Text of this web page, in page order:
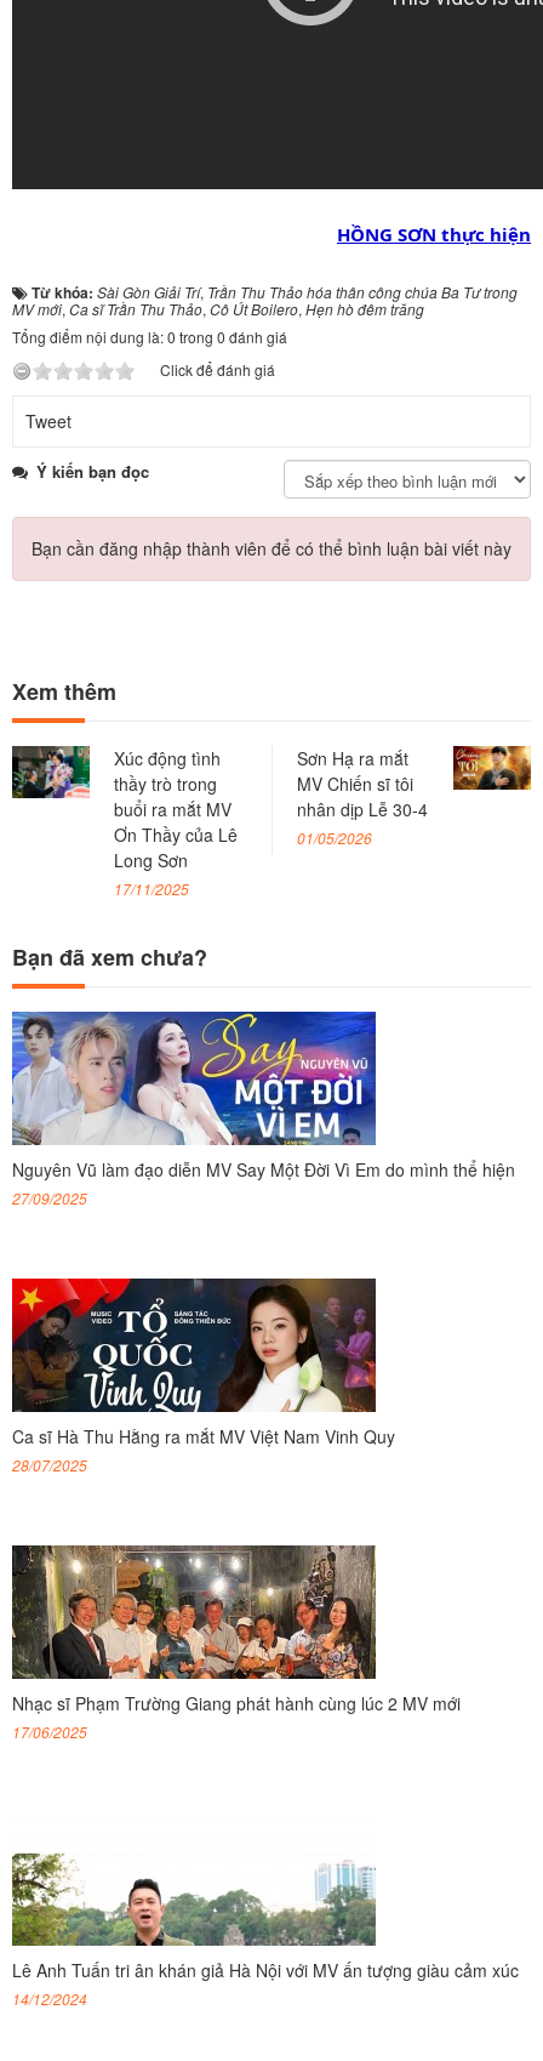
HỒNG SƠN thực hiện
Từ khóa: Sài Gòn Giải Trí, Trần Thu Thảo hóa thân công chúa Ba Tư trong
MV mới, Ca sĩ Trần Thu Thảo, Cô Út Boilero, Hẹn hò đêm trăng
Tổng điểm nội dung là: 0 trong 0 đánh giá
Click để đánh giá
Tweet
Ý kiến bạn đọc
Bạn cần đăng nhập thành viên để có thể bình luận bài viết này
Xem thêm
Xúc động tình
thầy trò trong
buổi ra mắt MV
Ơn Thầy của Lê
Long Sơn
17/11/2025
Sơn Hạ ra mắt
MV Chiến sĩ tôi
nhân dịp Lễ 30-4
01/05/2026
Bạn đã xem chưa?
Nguyên Vũ làm đạo diễn MV Say Một Đời Vì Em do mình thể hiện
27/09/2025
Ca sĩ Hà Thu Hằng ra mắt MV Việt Nam Vinh Quy
28/07/2025
Nhạc sĩ Phạm Trường Giang phát hành cùng lúc 2 MV mới
17/06/2025
Lê Anh Tuấn tri ân khán giả Hà Nội với MV ấn tượng giàu cảm xúc
14/12/2024